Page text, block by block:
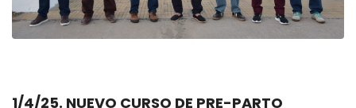
1/4/25. NUEVO CURSO DE PRE-PARTO